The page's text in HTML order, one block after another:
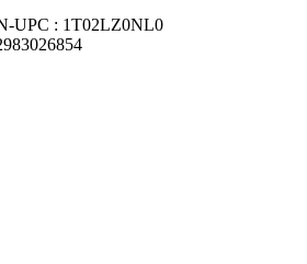
UPC : 1T02LZ0NL0